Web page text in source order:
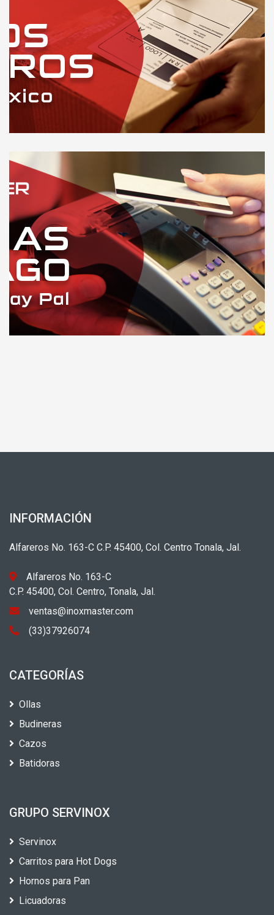
INFORMACIÓN
Alfareros No. 163-C C.P. 45400, Col. Centro Tonala, Jal.
Alfareros No. 163-C
C.P. 45400, Col. Centro, Tonala, Jal.
ventas@inoxmaster.com
(33)37926074
CATEGORÍAS
Ollas
Budineras
Cazos
Batidoras
GRUPO SERVINOX
Servinox
Carritos para Hot Dogs
Hornos para Pan
Licuadoras